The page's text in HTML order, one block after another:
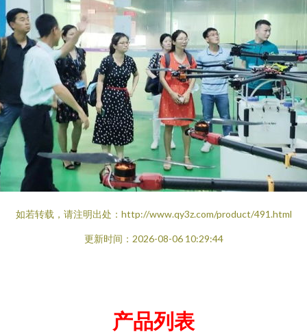
如若转载，请注明出处：http://www.qy3z.com/product/491.html
更新时间：2026-08-06 10:29:44
产品列表